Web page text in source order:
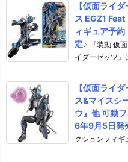
【仮面ライ
ス EGZ1
ィギュア予
定♪
『装動 仮
イダーゼッツ』
【仮面ライ
ス&マイスシ
ウ』他 可動
6年9月5日
クションフィギ